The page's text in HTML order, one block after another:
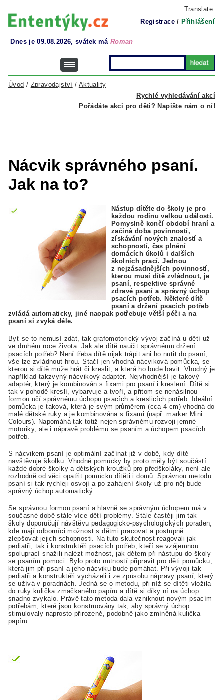
Translate
Registrace / Přihlášení
Dnes je 09.08.2026, svátek má Roman
Rychlé vyhledávání akcí
Úvod / Zpravodajství / Aktuality
Pořádáte akci pro děti? Napište nám o ní!
Nácvik správného psaní.
Jak na to?
Nástup dítěte do školy je pro
každou rodinu velkou událostí.
Pomyslně končí období hraní a
začíná doba povinností,
získávání nových znalostí a
schopností, čas plnění
domácích úkolů i dalších
školních prací. Jednou
z nejzásadnějších povinností,
kterou musí dítě zvládnout, je
psaní, respektive správné
zdravé psaní a správný úchop
psacích potřeb. Některé dítě
psaní a držení psacích potřeb
zvládá automaticky, jiné naopak potřebuje větší péči a na
psaní si zvyká déle.
Byť se to nemusí zdát, tak grafomotorický vývoj začíná u dětí už
ve druhém roce života. Jak ale dítě naučit správnému držení
psacích potřeb? Není třeba dítě nijak trápit ani ho nutit do psaní,
vše lze zvládnout hrou. Stačí jen vhodná nácviková pomůcka, se
kterou si dítě může hrát či kreslit, a která ho bude bavit. Vhodný je
například takzvyný nácvikový adaptér. Nejvhodnější je takový
adaptér, který je kombinován s fixami pro psaní i kreslení. Dítě si
tak v pohodě kreslí, vybarvuje a tvoří, a přitom se nenásilnou
formou učí správnému úchopu psacích a kreslicích potřeb. Ideální
pomůcka je taková, která je svým průměrem (cca 4 cm) vhodná do
malé dětské ruky a je kombinována s fixami (např. marker Mini
Colours). Napomáhá tak totiž nejen správnému rozvoji jemné
motoriky, ale i nápravě problémů se psaním a úchopem psacích
potřeb.
S nácvikem psaní je optimální začínat již v době, kdy dítě
navštěvuje školku. Vhodné pomůcky by proto měly být součástí
každé dobré školky a dětských kroužků pro předškoláky, není ale
rozhodně od věci opatřit pomůcku dítěti i domů. Správnou metodu
psaní si tak rychleji osvojí a po zahájení školy už pro něj bude
správný úchop automatický.
Se správnou formou psaní a hlavně se správným úchopem má v
současné době stále více dětí problémy. Stále častěji jim tak
školy doporučují návštěvu pedagogicko-psychologických poraden,
kde mají odborníci možnost s dětmi pracovat a postupně
zlepšovat jejich schopnosti. Na tuto skutečnost reagovali jak
pediatři, tak i konstruktéři psacích potřeb, kteří se vzájemnou
spoluprací snažili nalézt možnost, jak dětem při nástupu do školy
se psaním pomoci. Bylo proto nutností připravit pro děti pomůcku,
která jim při psaní a jeho nácviku bude pomáhat. Při vývoji tak
pediatři a konstruktéři vycházeli i ze způsobu nápravy psaní, který
se užívá v poradnách. Jedná se o metodu, při níž se dítěti vložila
do ruky kulička zmačkaného papíru a dítě si díky ní na úchop
snadno zvykalo. Právě tato metoda dala vzniknout novým psacím
potřebám, které jsou konstruovány tak, aby správný úchop
stimulovaly naprosto přirozeně, podobně jako zmíněná kulička
papíru.